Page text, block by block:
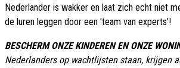
Nederlander is wakker en laat zich echt niet
de luren leggen door een 'team van experts'!
BESCHERM ONZE KINDEREN EN ONZE
Nederlanders op wachtlijsten staan, krijgen